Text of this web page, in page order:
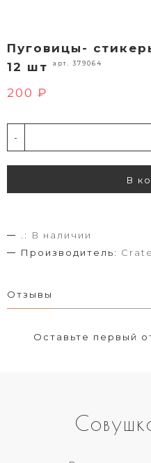
Пуговицы-
12 шт
арт. 379064
200 ₽
-
В
.:
В наличии
Производитель:
Отзывы
Оставьте первый